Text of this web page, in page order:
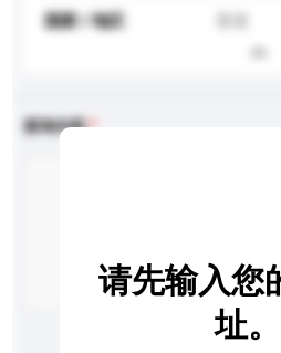
国家 / 地区
查询内容
请先输入您
址。